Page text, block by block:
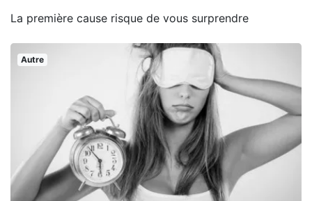
La première cause risque de vous surprendre
Autre